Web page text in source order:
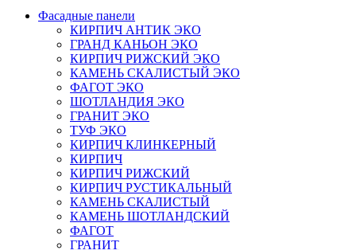
Фасадные панели
КИРПИЧ АНТИК ЭКО
ГРАНД КАНЬОН ЭКО
КИРПИЧ РИЖСКИЙ ЭКО
КАМЕНЬ СКАЛИСТЫЙ ЭКО
ФАГОТ ЭКО
ШОТЛАНДИЯ ЭКО
ГРАНИТ ЭКО
ТУФ ЭКО
КИРПИЧ КЛИНКЕРНЫЙ
КИРПИЧ
КИРПИЧ РИЖСКИЙ
КИРПИЧ РУСТИКАЛЬНЫЙ
КАМЕНЬ СКАЛИСТЫЙ
КАМЕНЬ ШОТЛАНДСКИЙ
ФАГОТ
ГРАНИТ